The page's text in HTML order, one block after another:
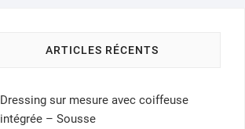
ARTICLES RÉCENTS
Dressing sur mesure avec coiffeuse
intégrée – Sousse